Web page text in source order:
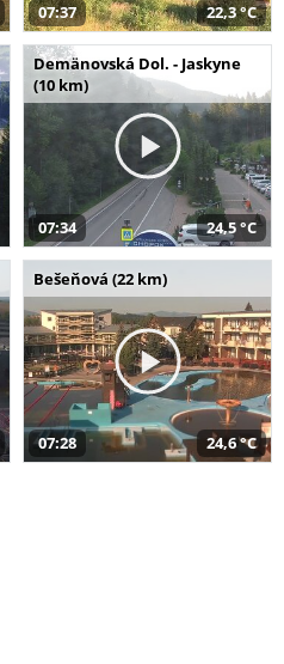
07:37 22,3 °C
Demänovská Dol. - Jaskyne
(10 km)
07:34 24,5 °C
Bešeňová (22 km)
07:28 24,6 °C